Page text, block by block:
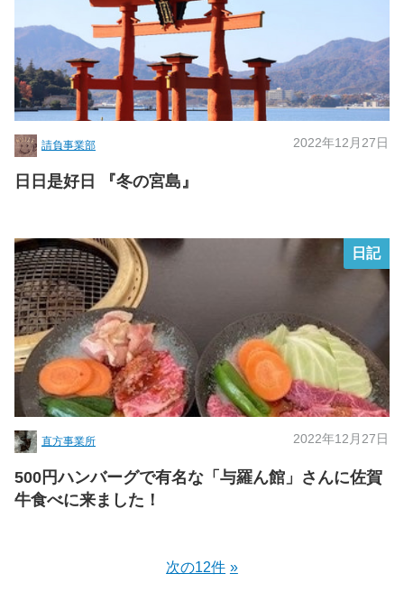
請負事業部 2022年12月27日
日日是好日 『冬の宮島』
日記
直方事業所 2022年12月27日
500円ハンバーグで有名な「与羅ん館」さんに佐賀
牛食べに来ました！
次の12件